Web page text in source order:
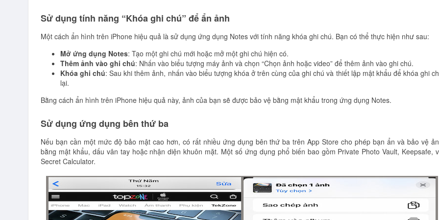
Sử dụng tính năng “Khóa ghi chú” để ẩn ảnh
Một cách ẩn hình trên iPhone hiệu quả là sử dụng ứng dụng Notes với tính năng khóa ghi chú. Bạn có thể thực hiện như sau:
Mở ứng dụng Notes: Tạo một ghi chú mới hoặc mở một ghi chú hiện có.
Thêm ảnh vào ghi chú: Nhấn vào biểu tượng máy ảnh và chọn “Chọn ảnh hoặc video” để thêm ảnh vào ghi chú.
Khóa ghi chú: Sau khi thêm ảnh, nhấn vào biểu tượng khóa ở trên cùng của ghi chú và thiết lập mật khẩu để khóa ghi
lại.
Bằng cách ẩn hình trên iPhone hiệu quả này, ảnh của bạn sẽ được bảo vệ bằng mật khẩu trong ứng dụng Notes.
Sử dụng ứng dụng bên thứ ba
Nếu bạn cần một mức độ bảo mật cao hơn, có rất nhiều ứng dụng bên thứ ba trên App Store cho phép bạn ẩn và bảo vệ
bằng mật khẩu, dấu vân tay hoặc nhận diện khuôn mặt. Một số ứng dụng phổ biến bao gồm Private Photo Vault, Keepsafe,
Secret Calculator.